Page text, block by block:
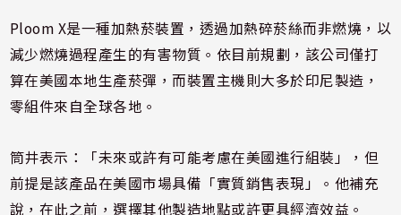
Ploom X是一種加熱菸裝置，透過加熱碎菸絲而非燃燒，以
減少燃燒過程產生的有害物質。依目前規劃，該公司僅打
算在美國本地生產菸彈，而裝置主機則大多於印尼製造，
零組件來自全球各地。
筒井表示：「未來或許有可能考慮在美國進行組裝」，但
前提是該產品在美國市場具備「實質銷售表現」。他補充
說，在此之前，選擇其他製造地點或許更具經濟效益。